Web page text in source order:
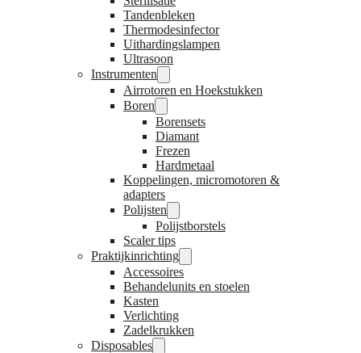
Tandenbleken
Thermodesinfector
Uithardingslampen
Ultrasoon
Instrumenten
Airrotoren en Hoekstukken
Boren
Borensets
Diamant
Frezen
Hardmetaal
Koppelingen, micromotoren &
adapters
Polijsten
Polijstborstels
Scaler tips
Praktijkinrichting
Accessoires
Behandelunits en stoelen
Kasten
Verlichting
Zadelkrukken
Disposables